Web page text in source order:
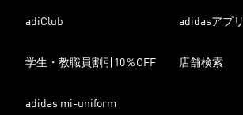
adiClub adidasアプリ
学生・教職員割引10％OFF 店舗検索
adidas mi-uniform